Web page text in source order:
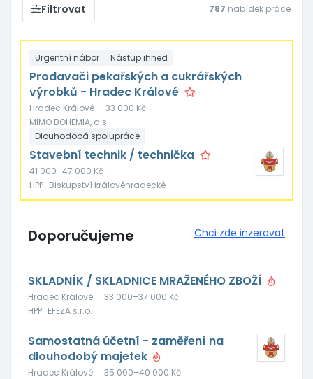
Filtrovat 787 nabídek práce
Urgentní nábor Nástup ihned
Prodavači pekařských a cukrářských
výrobků - Hradec Králové
Hradec Králové · 33 000 Kč
MIMO BOHEMIA, a.s.
Dlouhodobá spolupráce
Stavební technik / technička
41 000–47 000 Kč
HPP · Biskupství královéhradecké
Doporučujeme Chci zde inzerovat
SKLADNÍK / SKLADNICE MRAŽENÉHO ZBOŽÍ
Hradec Králové · 33 000–37 000 Kč
HPP · EFEZA s.r.o.
Samostatná účetní - zaměření na
dlouhodobý majetek
Hradec Králové · 35 000–40 000 Kč